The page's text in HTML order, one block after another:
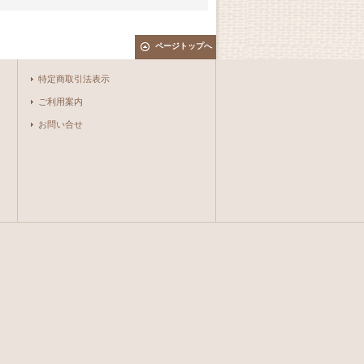
ページトップへ
特定商取引法表示
ご利用案内
お問い合せ